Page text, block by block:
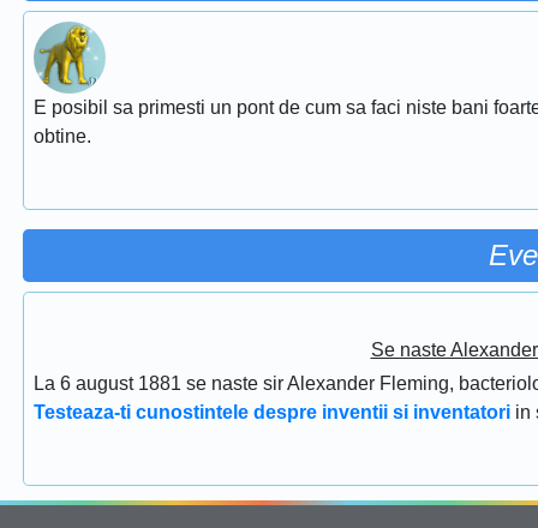
E posibil sa primesti un pont de cum sa faci niste bani
obtine.
Se naste
La 6 august 1881 se naste sir Alexander Fleming,
Testeaza-ti cunostintele despre inventii si inventatori in